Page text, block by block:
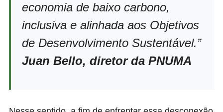
economia de baixo carbono,
inclusiva e alinhada aos Objetivos
de Desenvolvimento Sustentável.”
Juan Bello, diretor da PNUMA